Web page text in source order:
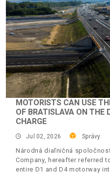
MOTORISTS CAN USE
OF BRATISLAVA ON THE
CHARGE
Jul 02, 2026 Správy
Národná diaľničná
Company, hereafter referred
entire D1 and D4 motorway